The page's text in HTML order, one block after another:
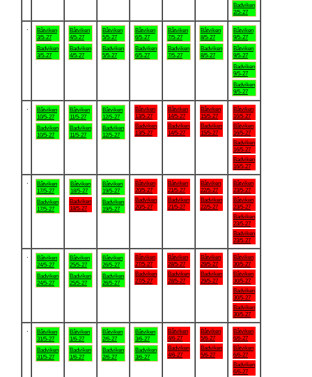
Badviken
2/5-27
Båtviken
3/5-27
Badviken
3/5-27
Båtviken
4/5-27
Badviken
4/5-27
Båtviken
5/5-27
Badviken
5/5-27
Båtviken
6/5-27
Badviken
6/5-27
Båtviken
7/5-27
Badviken
7/5-27
Båtviken
8/5-27
Badviken
8/5-27
Båtviken
9/5-27
Båtviken
9/5-27
Badviken
9/5-27
Badviken
9/5-27
Båtviken
10/5-27
Badviken
10/5-27
Båtviken
11/5-27
Badviken
11/5-27
Båtviken
12/5-27
Badviken
12/5-27
Båtviken
13/5-27
Badviken
13/5-27
Båtviken
14/5-27
Badviken
14/5-27
Båtviken
15/5-27
Badviken
15/5-27
Båtviken
16/5-27
Båtviken
16/5-27
Badviken
16/5-27
Badviken
16/5-27
Båtviken
17/5-27
Badviken
17/5-27
Båtviken
18/5-27
Badviken
18/5-27
Båtviken
19/5-27
Badviken
19/5-27
Båtviken
20/5-27
Badviken
20/5-27
Båtviken
21/5-27
Badviken
21/5-27
Båtviken
22/5-27
Badviken
22/5-27
Båtviken
23/5-27
Båtviken
23/5-27
Badviken
23/5-27
Badviken
23/5-27
Båtviken
24/5-27
Badviken
24/5-27
Båtviken
25/5-27
Badviken
25/5-27
Båtviken
26/5-27
Badviken
26/5-27
Båtviken
27/5-27
Badviken
27/5-27
Båtviken
28/5-27
Badviken
28/5-27
Båtviken
29/5-27
Badviken
29/5-27
Båtviken
30/5-27
Båtviken
30/5-27
Badviken
30/5-27
Badviken
30/5-27
Båtviken
31/5-27
Badviken
31/5-27
Båtviken
1/6-27
Badviken
1/6-27
Båtviken
2/6-27
Badviken
2/6-27
Båtviken
3/6-27
Badviken
3/6-27
Båtviken
4/6-27
Badviken
4/6-27
Båtviken
5/6-27
Badviken
5/6-27
Båtviken
6/6-27
Båtviken
6/6-27
Badviken
6/6-27